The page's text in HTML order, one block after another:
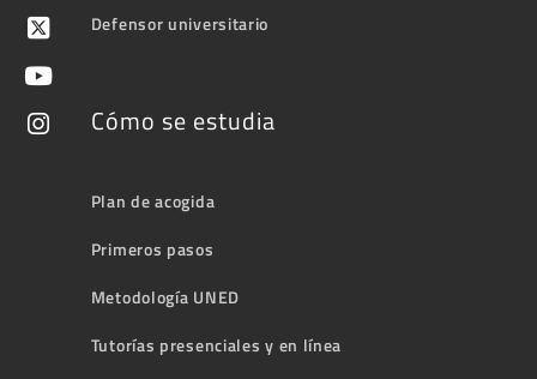
Defensor universitario
Cómo se estudia
Plan de acogida
Primeros pasos
Metodología UNED
Tutorías presenciales y en línea